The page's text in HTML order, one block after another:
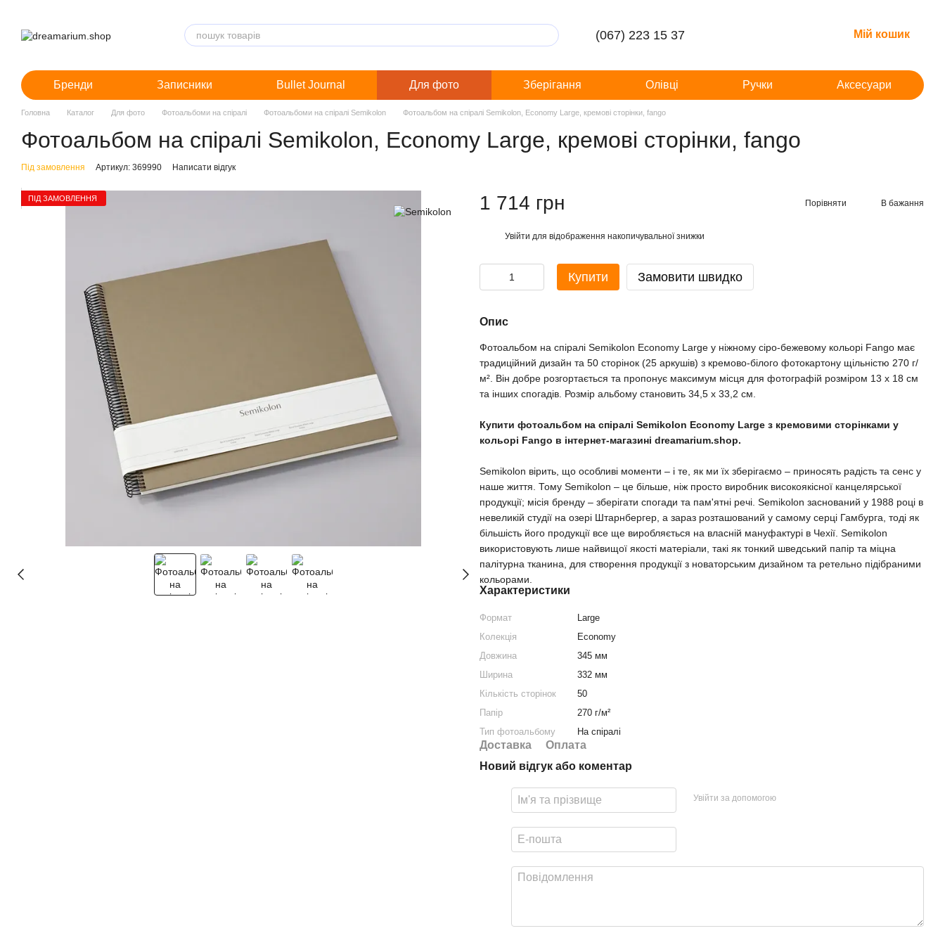
(067) 223 15 37 Мій кошик
Бренди Записники Bullet Journal Для фото Зберігання Олівці Ручки Аксесуари
Головна Каталог Для фото Фотоальбоми на спіралі Фотоальбоми на спіралі Semikolon Фотоальбом на спіралі Semikolon, Economy Large, кремові сторінки, fango
Фотоальбом на спіралі Semikolon, Economy Large, кремові сторінки, fango
Під замовлення Артикул: 369990 Написати відгук
ПІД ЗАМОВЛЕННЯ 1 714 грн Порівняти В бажання
Увійти для відображення накопичувальної знижки
Купити Замовити швидко
Опис
Фотоальбом на спіралі Semikolon Economy Large у ніжному сіро-бежевому кольорі Fango має
традиційний дизайн та 50 сторінок (25 аркушів) з кремово-білого фотокартону щільністю 270 г/
м². Він добре розгортається та пропонує максимум місця для фотографій розміром 13 x 18 см
та інших спогадів. Розмір альбому становить 34,5 x 33,2 см.
Купити фотоальбом на спіралі Semikolon Economy Large з кремовими сторінками у
кольорі Fango в інтернет-магазині dreamarium.shop.
Semikolon вірить, що особливі моменти – і те, як ми їх зберігаємо – приносять радість та сенс у
наше життя. Тому Semikolon – це більше, ніж просто виробник високоякісної канцелярської
продукції; місія бренду – зберігати спогади та пам'ятні речі. Semikolon заснований у 1988 році в
невеликій студії на озері Штарнбергер, а зараз розташований у самому серці Гамбурга, тоді як
більшість його продукції все ще виробляється на власній мануфактурі в Чехії. Semikolon
використовують лише найвищої якості матеріали, такі як тонкий шведський папір та міцна
палітурна тканина, для створення продукції з новаторським дизайном та ретельно підібраними
кольорами.
Характеристики
Формат
Large
Колекція
Economy
Довжина
345 мм
Ширина
332 мм
Кількість сторінок
50
Папір
270 г/м²
Тип фотоальбому
На спіралі
Доставка
Оплата
Новий відгук або коментар
Увійти за допомогою